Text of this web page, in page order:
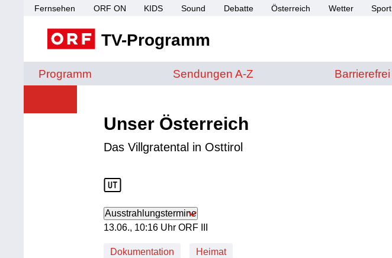
Fernsehen ORF ON KIDS Sound Debatte Österreich Wetter Sport
TV-Programm
Programm Sendungen von A bis Z
Sendungen A-Z Barrierefrei
Barrierefrei
Unser Österreich
Das Villgratental in Osttirol
Ausstrahlungstermine
13. Juni, 10:16 Uhr in ORF III
13.06., 10:16 Uhr ORF III
Dokumentation Heimat